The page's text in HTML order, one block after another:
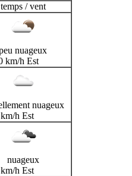
temps / vent
nuageux
km/h Est
nuageux
h Est
nuageux
h Est